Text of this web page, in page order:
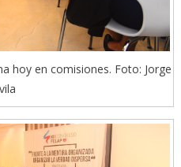
hoy en comisiones. Foto: Jorge